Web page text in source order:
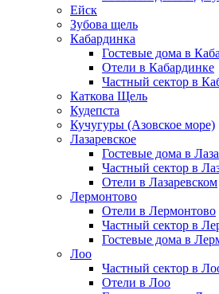
Ейск
Зубова щель
Кабардинка
Гостевые дома в
Отели в Кабардинке
Частный сектор в
Каткова Щель
Кудепста
Кучугуры (Азовское море)
Лазаревское
Гостевые дома в
Частный сектор в
Отели в Лазаревском
Лермонтово
Отели в Лермонтово
Частный сектор в
Гостевые дома в
Лоо
Частный сектор в
Отели в Лоо